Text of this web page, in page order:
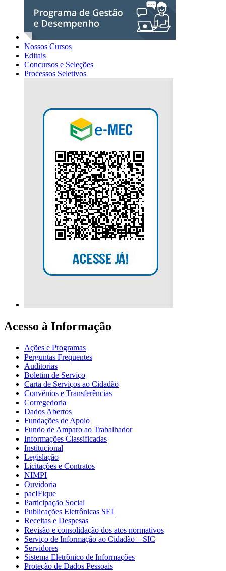
Nossos Cursos
Editais
Concursos e Seleções
Processos Seletivos
Acesso à Informação
Ações e Programas
Perguntas Frequentes
Auditorias
Boletim de Serviço
Carta de Serviços ao Cidadão
Convênios e Transferências
Corregedoria
Dados Abertos
Fundações de Apoio
Fundo de Amparo ao Trabalhador
Informações Classificadas
Institucional
Legislação
Licitações e Contratos
NIMPI
Ouvidoria
pacIFique
Participação Social
Publicações Eletrônicas SEI
Receitas e Despesas
Revisão e consolidação dos atos normativos
Serviço de Informação ao Cidadão – SIC
Servidores
Sistema Eletrônico de Informações
Proteção de Dados Pessoais